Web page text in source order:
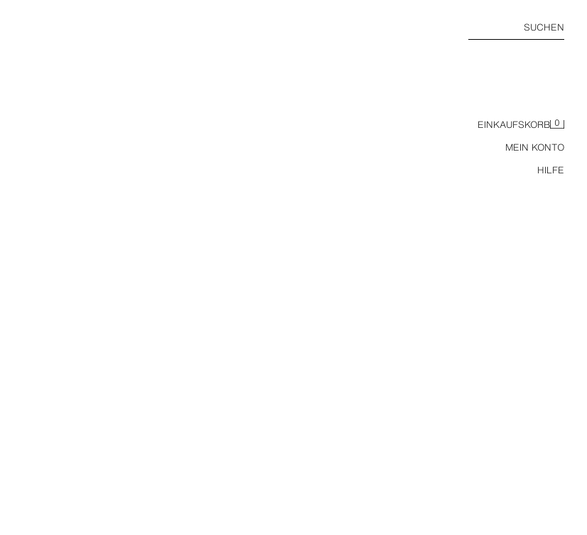
SUCHEN
EINKAUFSKORB 0
MEIN KONTO
HILFE